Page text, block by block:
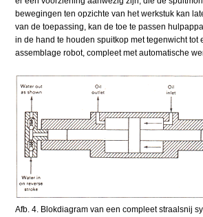
bewegingen ten opzichte van het werkstuk kan
van de toepassing, kan de toe te passen
in de hand te houden spuitkop met tegenwicht tot
assemblage robot, compleet met automatische
Afb. 4. Blokdiagram van een compleet straalsnij